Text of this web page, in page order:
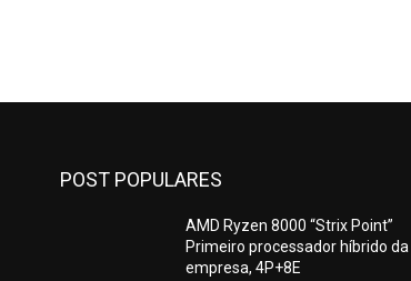
POST POPULARES
AMD Ryzen 8000 “Strix Point”
Primeiro processador híbrido da
empresa, 4P+8E